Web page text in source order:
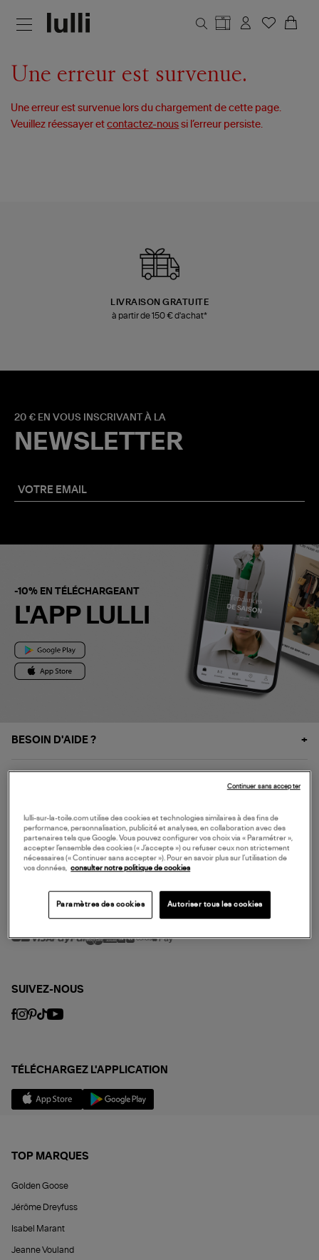
Une erreur est survenue.
Une erreur est survenue lors du chargement de cette page.
Veuillez réessayer etcontactez-nous si l’erreur persiste.
LIVRAISON GRATUITE
à partir de 150 € d'achat*
20 € EN VOUS INSCRIVANT À LA
NEWSLETTER
-10% EN TÉLÉCHARGEANT
L'APP LULLI
BESOIN D'AIDE ?
NOS SERVICES
SERVICE CLIENT
MODE DE PAIEMENT
SUIVEZ-NOUS
TÉLÉCHARGEZ L'APPLICATION
TOP MARQUES
Golden Goose
Jérôme Dreyfuss
Isabel Marant
Jeanne Vouland
lulli-sur-la-toile.com utilise des cookies et technologies similaires à des fins de
performance, personnalisation, publicité et analyses, en collaboration avec des
partenaires tels que Google. Vous pouvez configurer vos choix via « Paramétrer »,
accepter l’ensemble des cookies (« J’accepte ») ou refuser ceux non strictement
nécessaires (« Continuer sans accepter »). Pour en savoir plus sur l’utilisation de
vos données,
consulter notre politique de cookies
Paramètres des cookies Autoriser tous les cookies
Continuer sans accepter